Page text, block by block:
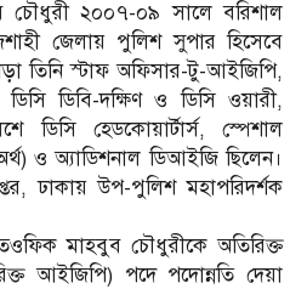
চৌধুরী ২০০৭-০৯ সালে বরিশাল
জেলায় পুলিশ সুপার হিসেবে
তিনি স্টাফ অফিসার-টু-আইজিপি,
ডিবি-দক্ষিণ ও ডিসি ওয়ারী,
ডিসি হেডকোয়ার্টার্স, স্পেশাল
ও অ্যাডিশনাল ডিআইজি ছিলেন।
ঢাকায় উপ-পুলিশ মহাপরিদর্শক
মাহবুব চৌধুরীকে অতিরিক্ত
আইজিপি) পদে পদোন্নতি দেয়া